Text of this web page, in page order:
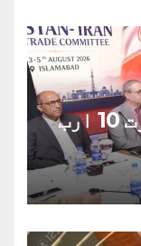
پاک ایران دوطرفہ تجارت 10 ارب